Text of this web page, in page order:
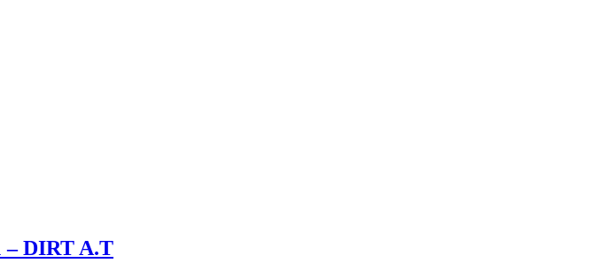
– DIRT A.T